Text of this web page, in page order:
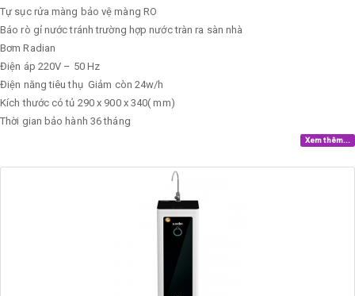
Tự sục rửa màng bảo vệ màng RO
Báo rò gỉ nước tránh trường hợp nước tràn ra sàn nhà
Bơm Radian
Điện áp 220V – 50 Hz
Điện năng tiêu thụ Giảm còn 24w/h
Kích thước có tủ 290 x 900 x 340( mm)
Thời gian bảo hành 36 tháng
Xem thêm...